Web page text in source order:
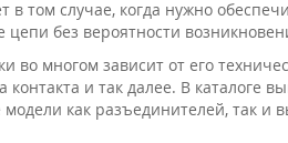
в том случае, когда нужно
цепи без вероятности
во многом зависит от его
и так далее. В каталоге
как разъединителей, так и